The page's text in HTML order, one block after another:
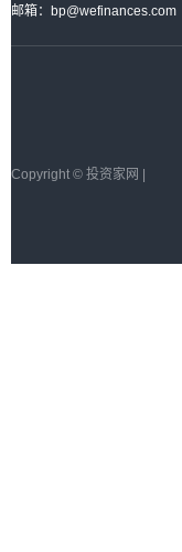
邮箱：bp@wefinances.com
Copyright © 投资家网 |